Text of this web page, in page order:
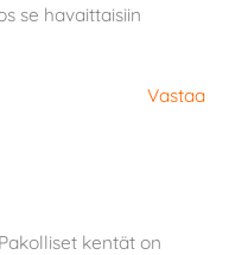
se havaittaisiin
Vastaa
Pakolliset kentät on